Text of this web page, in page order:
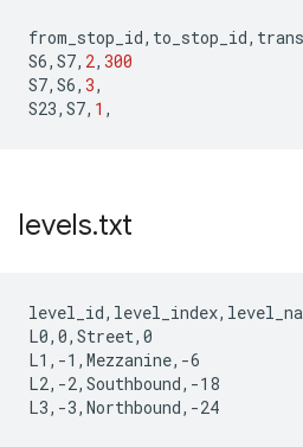
from_stop_id, to_stop_id,
S6, S7, 2, 300
S7, S6, 3,
S23, S7, 1 ,
levels.txt
L0,0,Street,0
L1,-1,Mezzanine,-6
L2,-2,Southbound,-18